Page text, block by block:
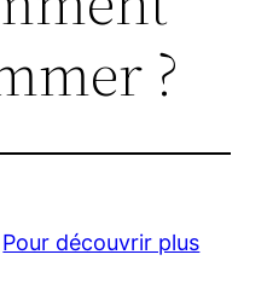
?
Pour découvrir plus